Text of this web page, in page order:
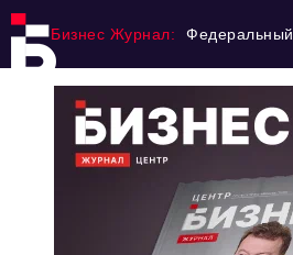
Бизнес Журнал: Федеральный